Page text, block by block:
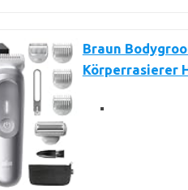
Braun
Körperrasierer